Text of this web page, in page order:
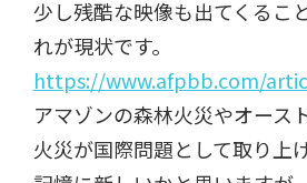
少し残酷な映像も出てくるこ
れが現状です。
https://www.afpbb.com/
アマゾンの森林火災やオース
火災が国際問題として取り上